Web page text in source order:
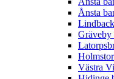
Ånsta
Gräveby
Västra